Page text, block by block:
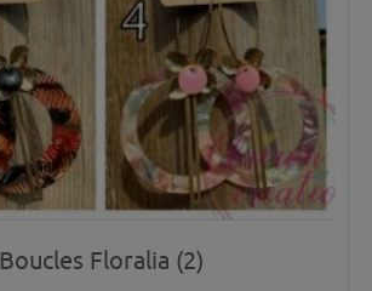
Boucles Floralia (2)